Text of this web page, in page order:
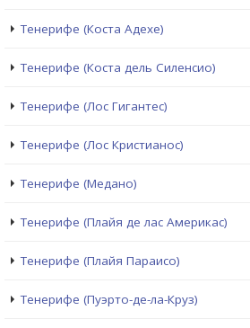
Тенерифе (Коста Адехе)
Тенерифе (Коста дель Силенсио)
Тенерифе (Лос Гигантес)
Тенерифе (Лос Кристианос)
Тенерифе (Медано)
Тенерифе (Плайя де лас Америкас)
Тенерифе (Плайя Параисо)
Тенерифе (Пуэрто-де-ла-Круз)